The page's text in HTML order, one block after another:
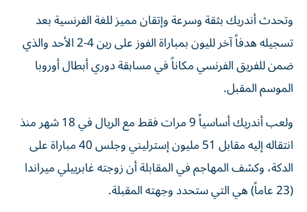
وتحدث أندريك بثقة وسرعة وإتقان مميز للغة الفرنسية بعد
تسجيله هدفاً آخر لليون بمباراة الفوز على رين 4-2 الأحد والذي
ضمن للفريق الفرنسي مكاناً في مسابقة دوري أبطال أوروبا
الموسم المقبل.
ولعب أندريك أساسياً 9 مرات فقط مع الريال في 18 شهر منذ
انتقاله إليه مقابل 51 مليون إسترليني وجلس 40 مباراة على
الدكة، وكشف المهاجم في المقابلة أن زوجته غابرييلي ميراندا
(23 عاماً) هي التي ستحدد وجهته المقبلة.